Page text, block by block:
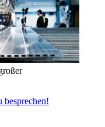
besprechen!